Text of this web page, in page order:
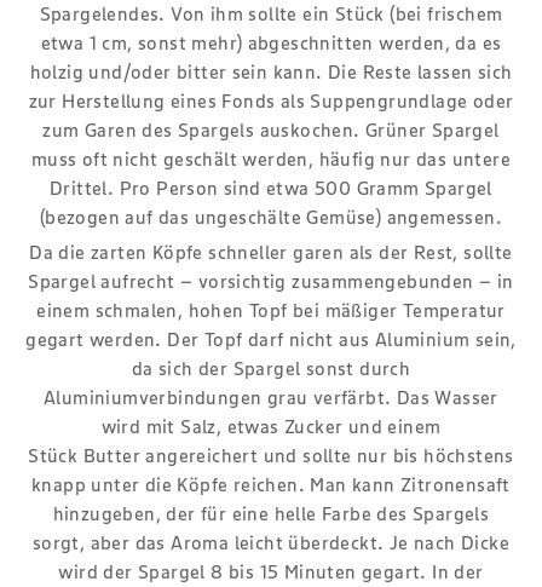
Spargelendes. Von ihm sollte ein Stück (bei frischem
etwa 1 cm, sonst mehr) abgeschnitten werden, da es
holzig und/oder bitter sein kann. Die Reste lassen sich
zur Herstellung eines Fonds als Suppengrundlage oder
zum Garen des Spargels auskochen. Grüner Spargel
muss oft nicht geschält werden, häufig nur das untere
Drittel. Pro Person sind etwa 500 Gramm Spargel
(bezogen auf das ungeschälte Gemüse) angemessen.
Da die zarten Köpfe schneller garen als der Rest, sollte
Spargel aufrecht – vorsichtig zusammengebunden – in
einem schmalen, hohen Topf bei mäßiger Temperatur
gegart werden. Der Topf darf nicht aus Aluminium sein,
da sich der Spargel sonst durch
Aluminiumverbindungen grau verfärbt. Das Wasser
wird mit Salz, etwas Zucker und einem
Stück Butter angereichert und sollte nur bis höchstens
knapp unter die Köpfe reichen. Man kann Zitronensaft
hinzugeben, der für eine helle Farbe des Spargels
sorgt, aber das Aroma leicht überdeckt. Je nach Dicke
wird der Spargel 8 bis 15 Minuten gegart. In der